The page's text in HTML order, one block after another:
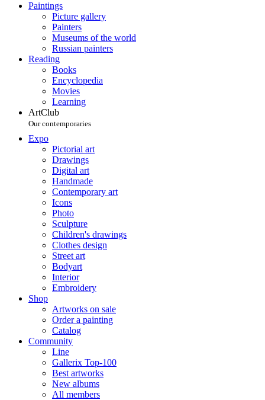
Paintings
Picture gallery
Painters
Museums of the world
Russian painters
Reading
Books
Encyclopedia
Movies
Learning
ArtClub
Our contemporaries
Expo
Pictorial art
Drawings
Digital art
Handmade
Contemporary art
Icons
Photo
Sculpture
Children's drawings
Clothes design
Street art
Bodyart
Interior
Embroidery
Shop
Artworks on sale
Order a painting
Catalog
Community
Line
Gallerix Top-100
Best artworks
New albums
All members